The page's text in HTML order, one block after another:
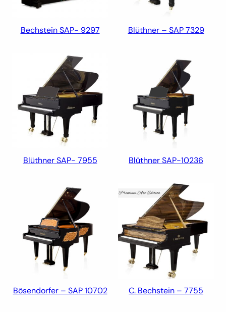
Bechstein SAP- 9297 Blüthner – SAP 7329
Blüthner SAP- 7955 Blüthner SAP-10236
Bösendorfer – SAP 10702 C. Bechstein – 7755